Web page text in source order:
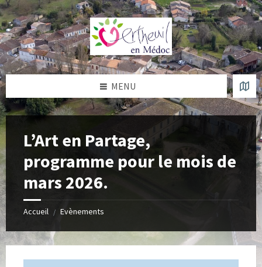
Skip
to
content
Skip
to
left
sidebar
Skip
to
right
sidebar
Skip
to
footer
MENU
L’Art en Partage,
programme pour le mois de
mars 2026.
Accueil / Evènements